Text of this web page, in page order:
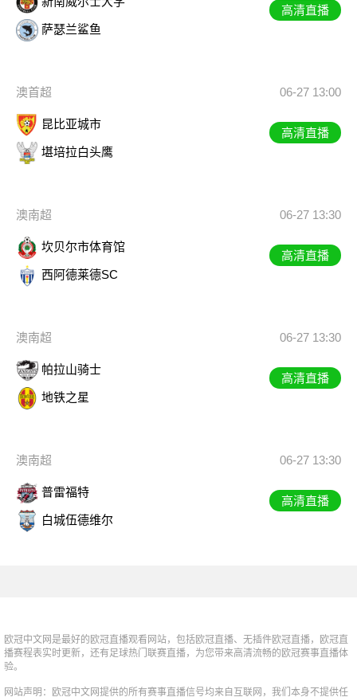
萨瑟兰鲨鱼
高清直播
澳首超 06-27 13:00
昆比亚城市
堪培拉白头鹰
高清直播
澳南超 06-27 13:30
坎贝尔市体育馆
西阿德莱德SC
高清直播
澳南超 06-27 13:30
帕拉山骑士
地铁之星
高清直播
澳南超 06-27 13:30
普雷福特
白城伍德维尔
高清直播
欧冠中文网是最好的欧冠直播观看网站，包括欧冠直播、无插件欧冠直播，欧冠直
播赛程表实时更新，还有足球热门联赛直播，为您带来高清流畅的欧冠赛事直播体
验。
网站声明：欧冠中文网提供的所有赛事直播信号均来自互联网，我们本身不提供任